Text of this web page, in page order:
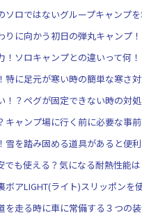
ロではないグループキャンプを
に向かう初日の弾丸キャンプ！
ソロキャンプとの違いって何！
に足元が寒い時の簡単な寒さ対
？ペグが固定できない時の対処
ャンプ場に行く前に必要な事前
を踏み固める道具があると便利
も使える？気になる耐熱性能は
アLIGHT(ライト)スリッポンを
走る時に車に常備する３つの装